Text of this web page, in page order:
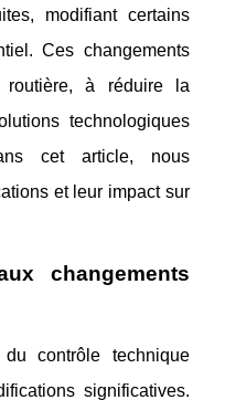
modifiant certains
Ces changements
à réduire la
technologiques
cet article, nous
et leur impact sur
changements
du contrôle technique
significatives.